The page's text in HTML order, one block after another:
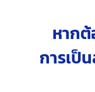
หาก
การเป็